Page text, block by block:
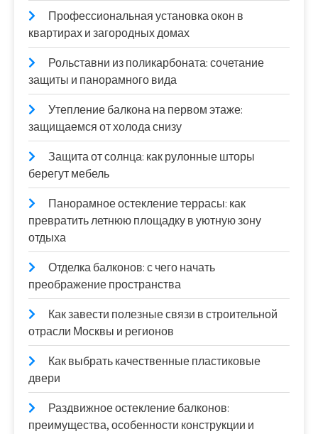
Профессиональная установка окон в
квартирах и загородных домах
Рольставни из поликарбоната: сочетание
защиты и панорамного вида
Утепление балкона на первом этаже:
защищаемся от холода снизу
Защита от солнца: как рулонные шторы
берегут мебель
Панорамное остекление террасы: как
превратить летнюю площадку в уютную зону
отдыха
Отделка балконов: с чего начать
преображение пространства
Как завести полезные связи в строительной
отрасли Москвы и регионов
Как выбрать качественные пластиковые
двери
Раздвижное остекление балконов:
преимущества, особенности конструкции и